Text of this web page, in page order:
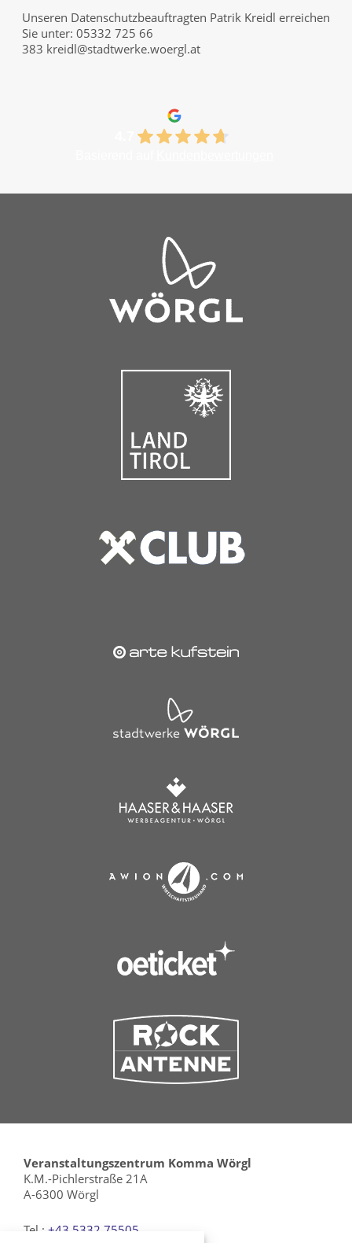
Unseren Datenschutzbeauftragten Patrik Kreidl erreichen
Sie unter: 05332 725 66
383 kreidl@stadtwerke.woergl.at
Veranstaltungszentrum Komma Wörgl
K.M.-Pichlerstraße 21A
A-6300 Wörgl
Tel.: +43 5332 75505